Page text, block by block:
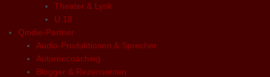
Theater & Lyrik
U 18
Qindie-Partner
Audio-Produktionen & Sprecher
Autorencoaching
Blogger & Rezensenten